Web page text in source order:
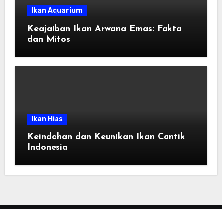
Ikan Aquarium
Keajaiban Ikan Arwana Emas: Fakta
dan Mitos
Ikan Hias
Keindahan dan Keunikan Ikan Cantik
Indonesia